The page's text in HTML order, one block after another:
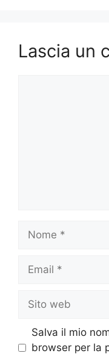
Lascia un
Nome
Email
Sito
web
Salva il mio
browser per la